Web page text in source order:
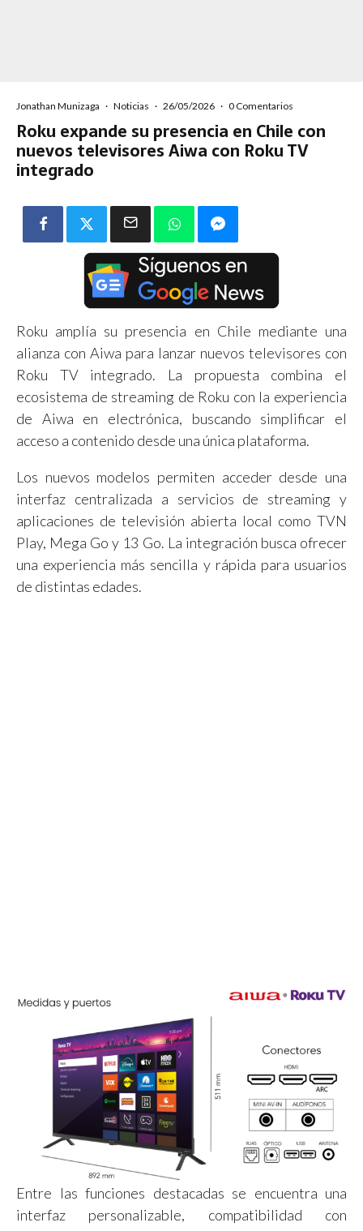
Jonathan Munizaga · Noticias · 26/05/2026 · 0 Comentarios
Roku expande su presencia en Chile con
nuevos televisores Aiwa con Roku TV
integrado
Roku amplía su presencia en Chile mediante una
alianza con Aiwa para lanzar nuevos televisores con
Roku TV integrado. La propuesta combina el
ecosistema de streaming de Roku con la experiencia
de Aiwa en electrónica, buscando simplificar el
acceso a contenido desde una única plataforma.
Los nuevos modelos permiten acceder desde una
interfaz centralizada a servicios de streaming y
aplicaciones de televisión abierta local como TVN
Play, Mega Go y 13 Go. La integración busca ofrecer
una experiencia más sencilla y rápida para usuarios
de distintas edades.
Entre las funciones destacadas se encuentra una
interfaz personalizable, compatibilidad con